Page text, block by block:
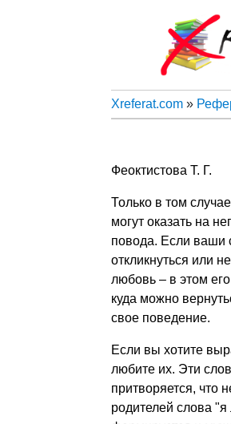
Xreferat.com»
Феоктистова Т. Г.
Только в том
могут оказать на
повода. Если ваши
откликнуться или
любовь – в этом
куда можно
свое поведение.
Если вы хотите
любите их. Эти
притворяется, что
родителей слова